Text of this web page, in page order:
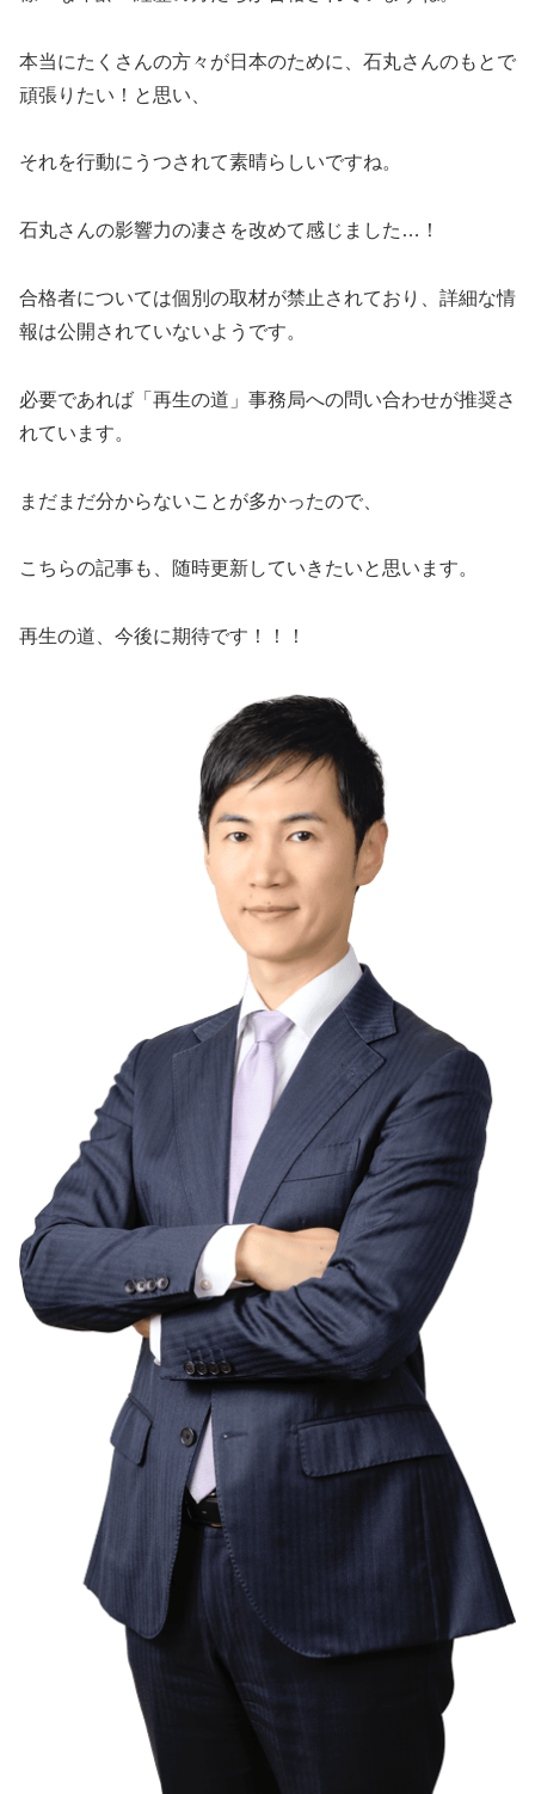
本当にたくさんの方々が日本のために、石丸さんのもとで
頑張りたい！と思い、
それを行動にうつされて素晴らしいですね。
石丸さんの影響力の凄さを改めて感じました…！
合格者については個別の取材が禁止されており、詳細な情
報は公開されていないようです。
必要であれば「再生の道」事務局への問い合わせが推奨さ
れています。
まだまだ分からないことが多かったので、
こちらの記事も、随時更新していきたいと思います。
再生の道、今後に期待です！！！